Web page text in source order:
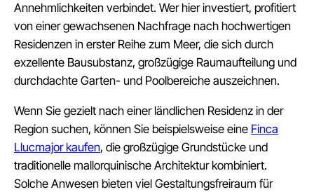
Annehmlichkeiten verbindet. Wer hier investiert, profitiert
von einer gewachsenen Nachfrage nach hochwertigen
Residenzen in erster Reihe zum Meer, die sich durch
exzellente Bausubstanz, großzügige Raumaufteilung und
durchdachte Garten- und Poolbereiche auszeichnen.
Wenn Sie gezielt nach einer ländlichen Residenz in der
Region suchen, können Sie beispielsweise eine Finca
Llucmajor kaufen, die großzügige Grundstücke und
traditionelle mallorquinische Architektur kombiniert.
Solche Anwesen bieten viel Gestaltungsfreiraum für